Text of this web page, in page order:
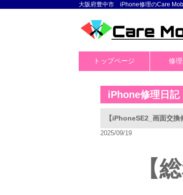
大阪府豊中市 iPhone修理のCare
トップページ 修
iPhone修理日記
【iPhoneSE2_画面交
2025/09/19
【